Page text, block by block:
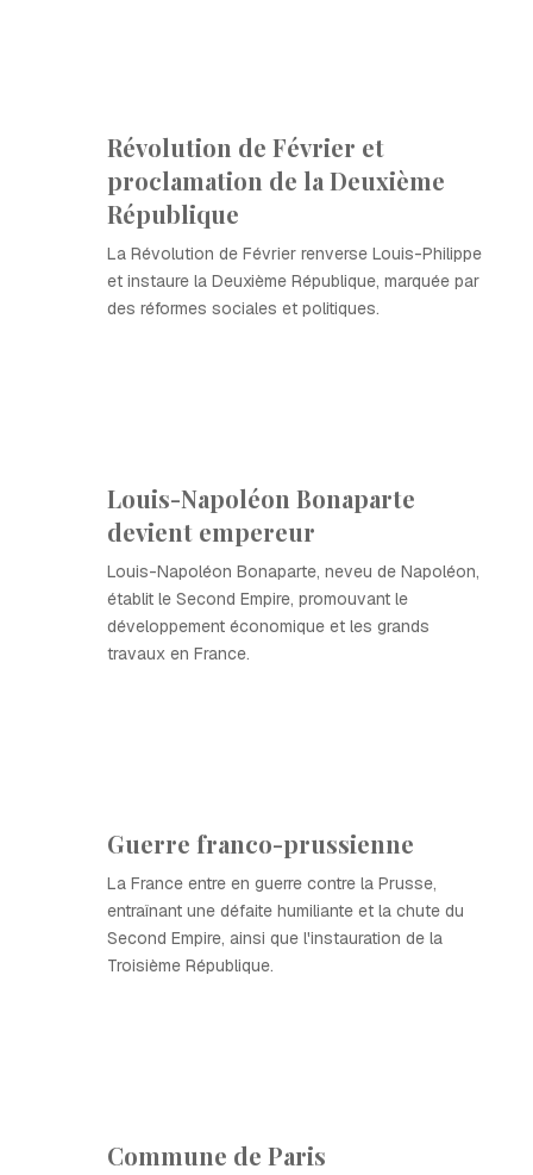
Révolution de Février et
proclamation de la Deuxième
République
La Révolution de Février renverse Louis-Philippe
et instaure la Deuxième République, marquée par
des réformes sociales et politiques.
Louis-Napoléon Bonaparte
devient empereur
Louis-Napoléon Bonaparte, neveu de Napoléon,
établit le Second Empire, promouvant le
développement économique et les grands
travaux en France.
Guerre franco-prussienne
La France entre en guerre contre la Prusse,
entraînant une défaite humiliante et la chute du
Second Empire, ainsi que l'instauration de la
Troisième République.
Commune de Paris